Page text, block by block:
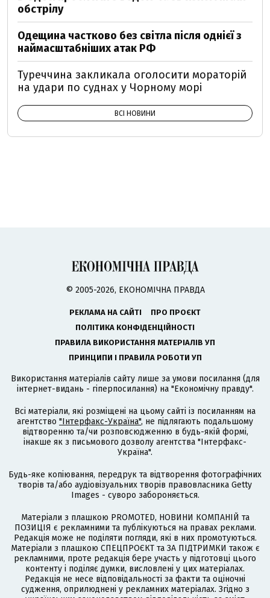
обстрілу
Одещина частково без світла після однієї з
наймасштабніших атак РФ
Туреччина закликала оголосити мораторій
на удари по суднах у Чорному морі
ВСІ НОВИНИ
© 2005-2026, ЕКОНОМІЧНА ПРАВДА
РЕКЛАМА НА САЙТІ
ПРО ПРОЄКТ
ПОЛІТИКА КОНФІДЕНЦІЙНОСТІ
ПРАВИЛА ВИКОРИСТАННЯ МАТЕРІАЛІВ УП
ПРИНЦИПИ І ПРАВИЛА РОБОТИ УП
Використання матеріалів сайту лише за умови посилання (для
інтернет-видань - гіперпосилання) на "Економічну правду".
Всі матеріали, які розміщені на цьому сайті із посиланням на
агентство "Інтерфакс-Україна", не підлягають подальшому
відтворенню та/чи розповсюдженню в будь-якій формі,
інакше як з письмового дозволу агентства "Інтерфакс-
Україна".
Будь-яке копіювання, передрук та відтворення фотографічних
творів та/або аудіовізуальних творів правовласника Getty
Images - суворо забороняється.
Матеріали з плашкою PROMOTED, НОВИНИ КОМПАНІЙ та
ПОЗИЦІЯ є рекламними та публікуються на правах реклами.
Редакція може не поділяти погляди, які в них промотуються.
Матеріали з плашкою СПЕЦПРОЄКТ та ЗА ПІДТРИМКИ також є
рекламними, проте редакція бере участь у підготовці цього
контенту і поділяє думки, висловлені у цих матеріалах.
Редакція не несе відповідальності за факти та оціночні
судження, оприлюднені у рекламних матеріалах. Згідно з